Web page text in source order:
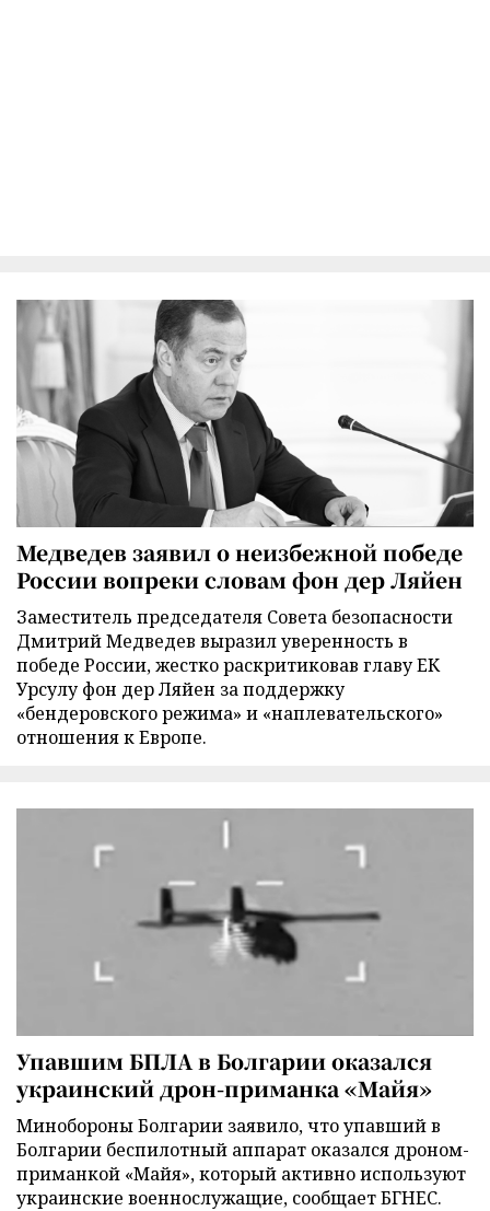
Медведев заявил о неизбежной победе
России вопреки словам фон дер Ляйен
Заместитель председателя Совета безопасности
Дмитрий Медведев выразил уверенность в
победе России, жестко раскритиковав главу ЕК
Урсулу фон дер Ляйен за поддержку
«бендеровского режима» и «наплевательского»
отношения к Европе.
Упавшим БПЛА в Болгарии оказался
украинский дрон-приманка «Майя»
Минобороны Болгарии заявило, что упавший в
Болгарии беспилотный аппарат оказался дроном-
приманкой «Майя», который активно используют
украинские военнослужащие, сообщает БГНЕС.